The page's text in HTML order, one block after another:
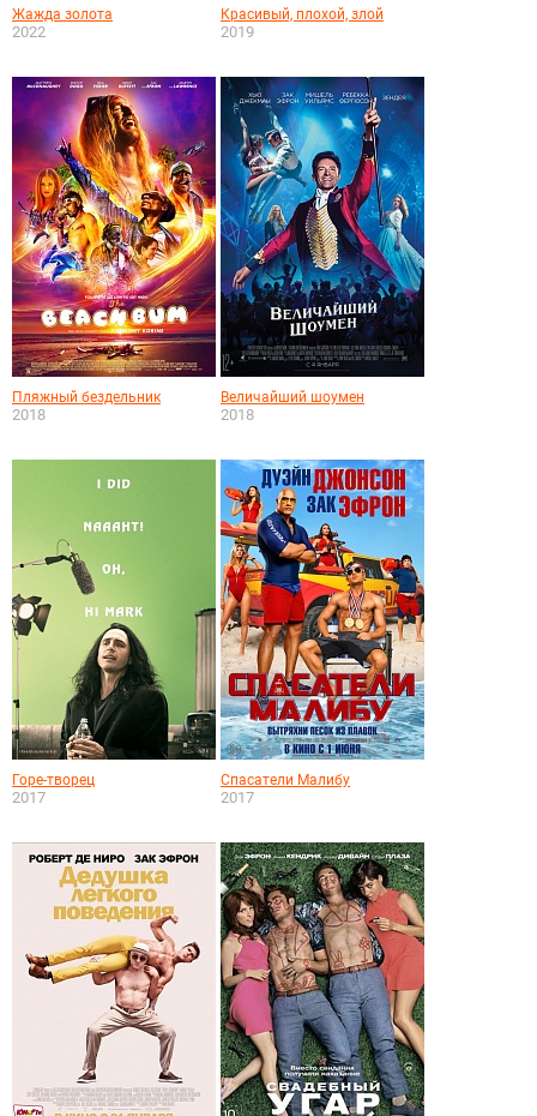
Жажда золота
2022
Красивый, плохой, злой
2019
Пляжный бездельник
2018
Величайший шоумен
2018
Горе-творец
2017
Спасатели Малибу
2017